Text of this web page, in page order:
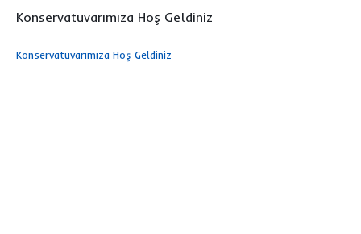
Konservatuvarımıza Hoş Geldiniz
Konservatuvarımıza Hoş Geldiniz